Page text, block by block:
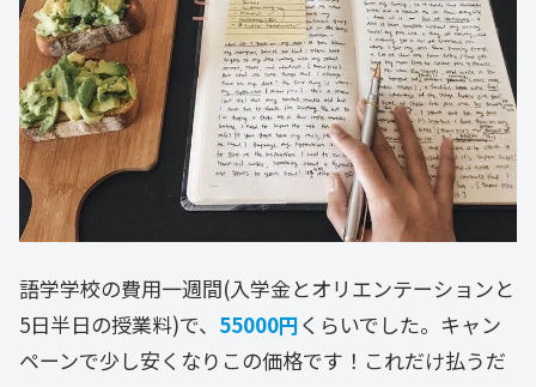
語学学校の費用一週間(入学金とオリエンテーションと
5日半日の授業料)で、 55000円 くらいでした。キャン
ペーンで少し安くなりこの価格です！これだけ払うだ